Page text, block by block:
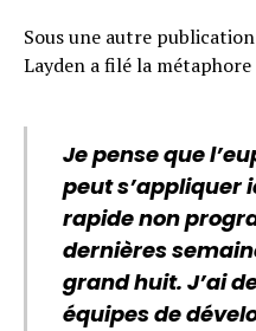
Sous une autre
Layden a filé la
Je pense que
peut s’appliquer
rapide non
dernières
grand huit. J’ai
équipes de